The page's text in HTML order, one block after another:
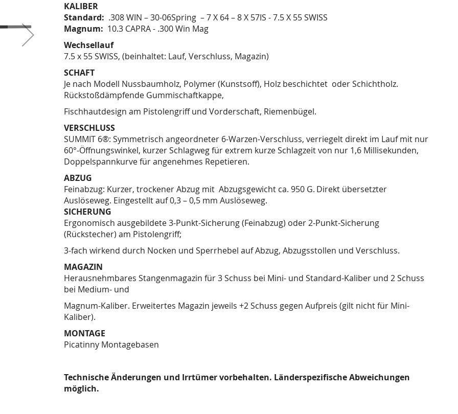
KALIBER
Standard: .308 WIN – 30-06Spring – 7 X 64 – 8 X 57IS - 7.5 X 55 SWISS
Magnum: 10.3 CAPRA - .300 Win Mag
Wechsellauf
7.5 x 55 SWISS, (beinhaltet: Lauf, Verschluss, Magazin)
SCHAFT
Je nach Modell Nussbaumholz, Polymer (Kunstsoff), Holz beschichtet oder Schichtholz.
Rückstoßdämpfende Gummischaftkappe,
Fischhautdesign am Pistolengriff und Vorderschaft, Riemenbügel.
VERSCHLUSS
SUMMIT 6®: Symmetrisch angeordneter 6-Warzen-Verschluss, verriegelt direkt im Lauf mit nur
60°-Öffnungswinkel, kurzer Schlagweg für extrem kurze Schlagzeit von nur 1,6 Millisekunden,
Doppelspannkurve für angenehmes Repetieren.
ABZUG
Feinabzug: Kurzer, trockener Abzug mit Abzugsgewicht ca. 950 G. Direkt übersetzter
Auslöseweg. Eingestellt auf 0,3 – 0,5 mm Auslöseweg.
SICHERUNG
Ergonomisch ausgebildete 3-Punkt-Sicherung (Feinabzug) oder 2-Punkt-Sicherung
(Rückstecher) am Pistolengriff;
3-fach wirkend durch Nocken und Sperrhebel auf Abzug, Abzugsstollen und Verschluss.
MAGAZIN
Herausnehmbares Stangenmagazin für 3 Schuss bei Mini- und Standard-Kaliber und 2 Schuss
bei Medium- und
Magnum-Kaliber. Erweitertes Magazin jeweils +2 Schuss gegen Aufpreis (gilt nicht für Mini-
Kaliber).
MONTAGE
Picatinny Montagebasen
Technische Änderungen und Irrtümer vorbehalten. Länderspezifische Abweichungen
möglich.